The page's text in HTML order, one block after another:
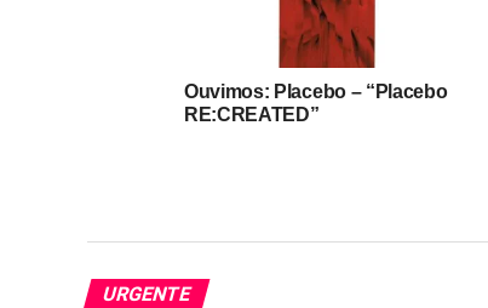
Ouvimos: Placebo – “Placebo
RE:CREATED”
URGENTE